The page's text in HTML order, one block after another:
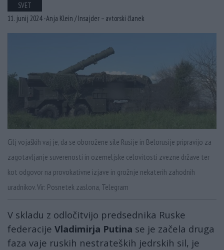
SVET
11. junij 2024 -Anja Klein /Insajder – avtorski članek
Cilj vojaških vaj je, da se oborožene sile Rusije in Belorusije pripravijo za
zagotavljanje suverenosti in ozemeljske celovitosti zvezne države ter
kot odgovor na provokativne izjave in grožnje nekaterih zahodnih
uradnikov. Vir: Posnetek zaslona, Telegram
V skladu z odločitvijo predsednika Ruske
federacije Vladimirja Putina se je začela druga
faza vaje ruskih nestrateških jedrskih sil, je